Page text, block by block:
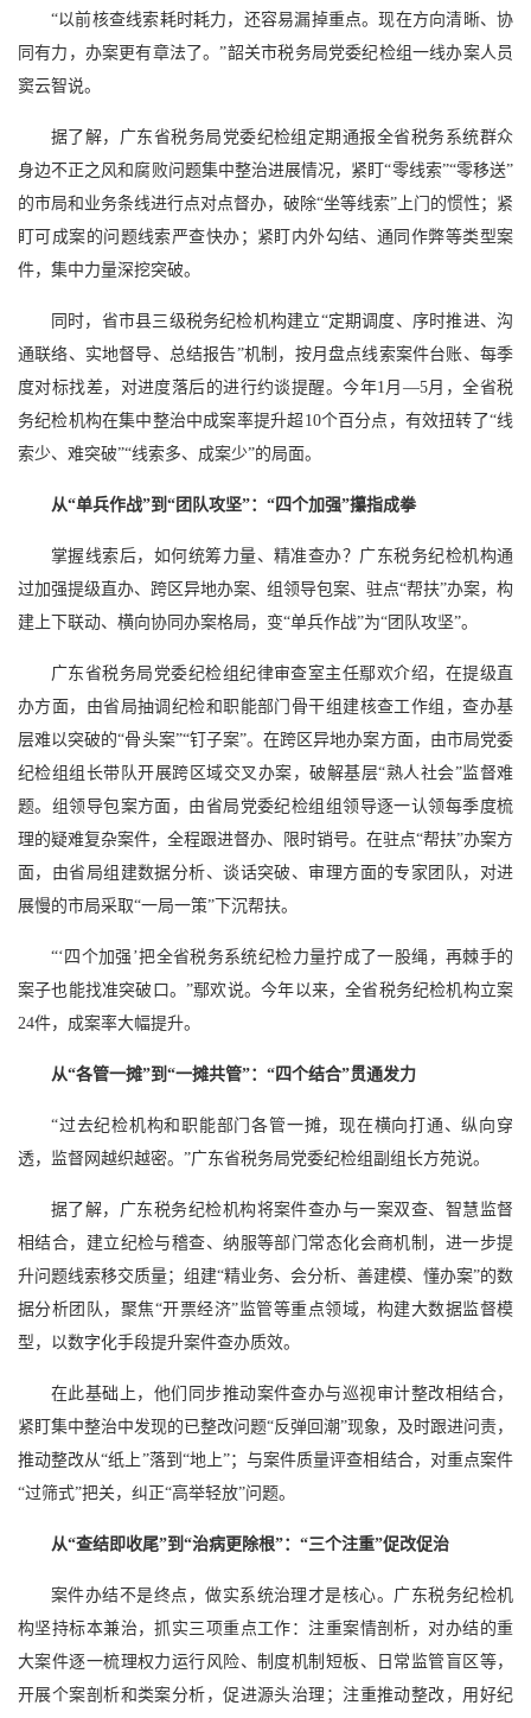
“以前核查线索耗时耗力，还容易漏掉重点。现在方向清晰、协
同有力，办案更有章法了。”韶关市税务局党委纪检组一线办案人员
窦云智说。
据了解，广东省税务局党委纪检组定期通报全省税务系统群众
身边不正之风和腐败问题集中整治进展情况，紧盯“零线索”“零移送”
的市局和业务条线进行点对点督办，破除“坐等线索”上门的惯性；紧
盯可成案的问题线索严查快办；紧盯内外勾结、通同作弊等类型案
件，集中力量深挖突破。
同时，省市县三级税务纪检机构建立“定期调度、序时推进、沟
通联络、实地督导、总结报告”机制，按月盘点线索案件台账、每季
度对标找差，对进度落后的进行约谈提醒。今年1月—5月，全省税
务纪检机构在集中整治中成案率提升超10个百分点，有效扭转了“线
索少、难突破”“线索多、成案少”的局面。
从“单兵作战”到“团队攻坚”：“四个加强”攥指成拳
掌握线索后，如何统筹力量、精准查办？广东税务纪检机构通
过加强提级直办、跨区异地办案、组领导包案、驻点“帮扶”办案，构
建上下联动、横向协同办案格局，变“单兵作战”为“团队攻坚”。
广东省税务局党委纪检组纪律审查室主任鄢欢介绍，在提级直
办方面，由省局抽调纪检和职能部门骨干组建核查工作组，查办基
层难以突破的“骨头案”“钉子案”。在跨区异地办案方面，由市局党委
纪检组组长带队开展跨区域交叉办案，破解基层“熟人社会”监督难
题。组领导包案方面，由省局党委纪检组组领导逐一认领每季度梳
理的疑难复杂案件，全程跟进督办、限时销号。在驻点“帮扶”办案方
面，由省局组建数据分析、谈话突破、审理方面的专家团队，对进
展慢的市局采取“一局一策”下沉帮扶。
“‘四个加强’把全省税务系统纪检力量拧成了一股绳，再棘手的
案子也能找准突破口。”鄢欢说。今年以来，全省税务纪检机构立案
24件，成案率大幅提升。
从“各管一摊”到“一摊共管”：“四个结合”贯通发力
“过去纪检机构和职能部门各管一摊，现在横向打通、纵向穿
透，监督网越织越密。”广东省税务局党委纪检组副组长方苑说。
据了解，广东税务纪检机构将案件查办与一案双查、智慧监督
相结合，建立纪检与稽查、纳服等部门常态化会商机制，进一步提
升问题线索移交质量；组建“精业务、会分析、善建模、懂办案”的数
据分析团队，聚焦“开票经济”监管等重点领域，构建大数据监督模
型，以数字化手段提升案件查办质效。
在此基础上，他们同步推动案件查办与巡视审计整改相结合，
紧盯集中整治中发现的已整改问题“反弹回潮”现象，及时跟进问责，
推动整改从“纸上”落到“地上”；与案件质量评查相结合，对重点案件
“过筛式”把关，纠正“高举轻放”问题。
从“查结即收尾”到“治病更除根”：“三个注重”促改促治
案件办结不是终点，做实系统治理才是核心。广东税务纪检机
构坚持标本兼治，抓实三项重点工作：注重案情剖析，对办结的重
大案件逐一梳理权力运行风险、制度机制短板、日常监管盲区等，
开展个案剖析和类案分析，促进源头治理；注重推动整改，用好纪